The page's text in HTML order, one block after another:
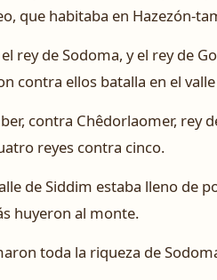
que habitaba en Hazezón-
rey de Sodoma, y el rey de
contra ellos batalla en el
contra Chêdorlaomer, rey
reyes contra cinco.
de Siddim estaba lleno de
huyeron al monte.
toda la riqueza de